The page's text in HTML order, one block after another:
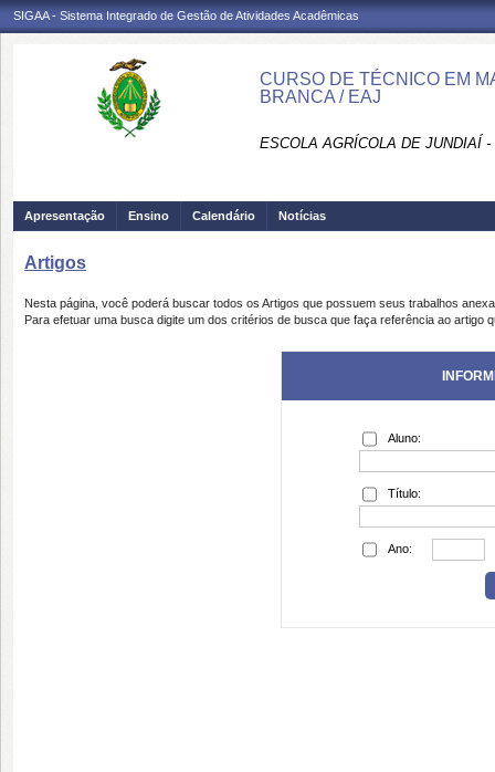
SIGAA - Sistema Integrado de Gestão de Atividades Acadêmicas
CURSO DE TÉCNICO EM
BRANCA / EAJ
ESCOLA AGRÍCOLA DE JUNDIAÍ -
Apresentação Ensino Calendário Notícias
Artigos
Nesta página, você poderá buscar todos os Artigos que possuem seus trabalhos
Para efetuar uma busca digite um dos critérios de busca que faça referência ao artigo
Aluno:
Título:
Ano: